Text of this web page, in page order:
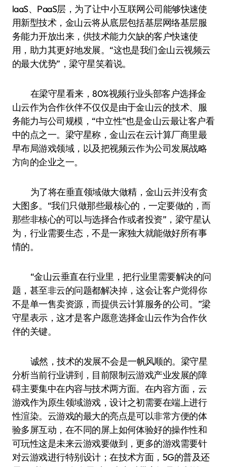
laaS、PaaS层，为了让中小互联网公司能够快速使
用新型技术，金山云将从底层包括基层网络基层服
务能力开放出来，供技术能力欠缺的客户快速使
用，助力其更好地发展。“这也是我们金山云视频云
的最大优势”，梁守星笑着说。
在梁守星看来，80%视频行业头部客户选择金
山云作为合作伙伴不仅仅是由于金山云的技术、服
务能力与公司规模，“中立性”也是金山云最让客户看
中的点之一。梁守星称，金山云在云计算厂商里最
早布局游戏领域，以及把视频云作为公司发展战略
方向的企业之一。
为了将在垂直领域做大做精，金山云并没有贪
大图多。“我们只做那些最核心的，一定要做的，而
那些非核心的可以与选择合作或者投资”，梁守星认
为，行业需要生态，不是一家独大就能做好所有事
情的。
“金山云垂直在行业里，把行业里需要解决的问
题，甚至非云的问题都解决掉，这会让客户觉得你
不是单一售卖资源，而提供云计算服务的公司。”梁
守星表示，这才是客户愿意选择金山云作为合作伙
伴的关键。
诚然，技术的发展不会是一帆风顺的。梁守星
分析当前行业讲到，目前限制云游戏产业发展的障
碍主要集中在内容与技术两方面。在内容方面，云
游戏作为原生领域游戏，设计之初需要在端上进行
性渲染。云游戏的最大的亮点是可以非常方便的体
验多屏互动，在不同的屏上如何体验好的操作性和
可玩性这是未来云游戏要做到，更多的游戏需要针
对云游戏进行特别设计；在技术方面，5G的普及还